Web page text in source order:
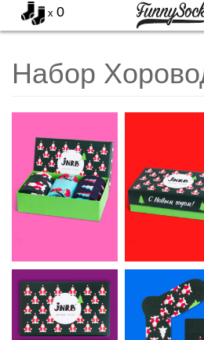
x 0
Набор